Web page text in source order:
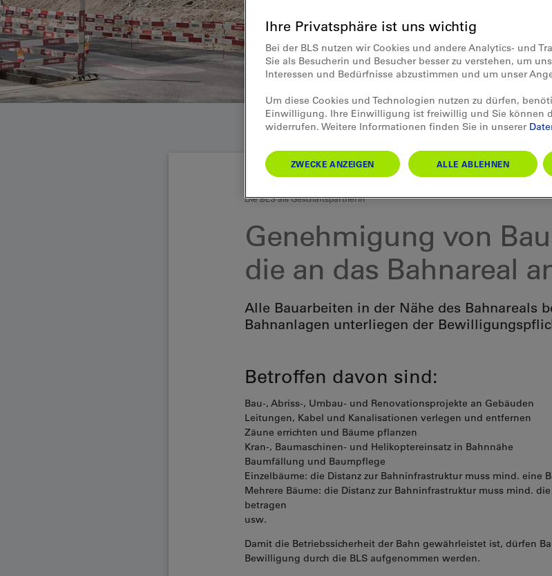
Die BLS als Geschäftspartnerin
Genehmigung von
die an das Bahnareal
Alle Bauarbeiten in der Nähe des Bahnareals
Bahnanlagen unterliegen der
Betroffen davon sind:
Bau-, Abriss-, Umbau- und Renovationsprojekte an Gebäuden
Leitungen, Kabel und Kanalisationen verlegen und entfernen
Zäune errichten und Bäume pflanzen
Kran-, Baumaschinen- und Helikoptereinsatz in Bahnnähe
Baumfällung und Baumpflege
Einzelbäume: die Distanz zur Bahninfrastruktur muss mind. eine
Mehrere Bäume: die Distanz zur Bahninfrastruktur muss mind.
betragen
usw.
Damit die Betriebssicherheit der Bahn gewährleistet ist, dürfen
Bewilligung durch die BLS aufgenommen werden.
Ihre Privatsphäre ist uns wichtig
Bei der BLS nutzen wir Cookies und andere Analytics- und
Sie als Besucherin und Besucher besser zu verstehen, um
Interessen und Bedürfnisse abzustimmen und um unser
Um diese Cookies und Technologien nutzen zu dürfen,
Einwilligung. Ihre Einwilligung ist freiwillig und Sie können
widerrufen. Weitere Informationen finden Sie in unserer
ZWECKE ANZEIGEN ALLE ABLEHNEN